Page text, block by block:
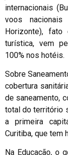
internacionais
voos
Horizonte), fato
turística, vem
100% nos hotéis.
Sobre
cobertura
de saneamento,
total do território
a primeira
Curitiba, que tem
Na Educação, o